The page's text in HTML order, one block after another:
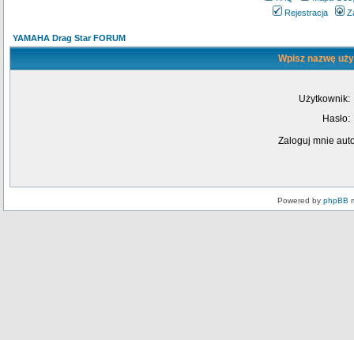
Rejestracja
YAMAHA Drag Star FORUM
Wpisz nazwę
Użytkownik:
Hasło:
Zaloguj mnie
Powered by phpBB